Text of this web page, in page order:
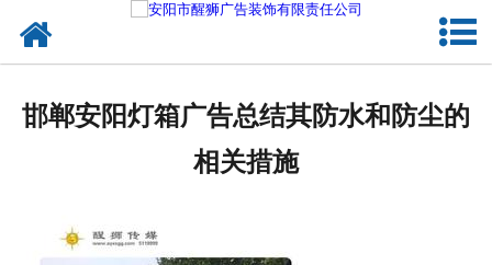
邯郸安阳灯箱广告总结其防水和防尘的
相关措施